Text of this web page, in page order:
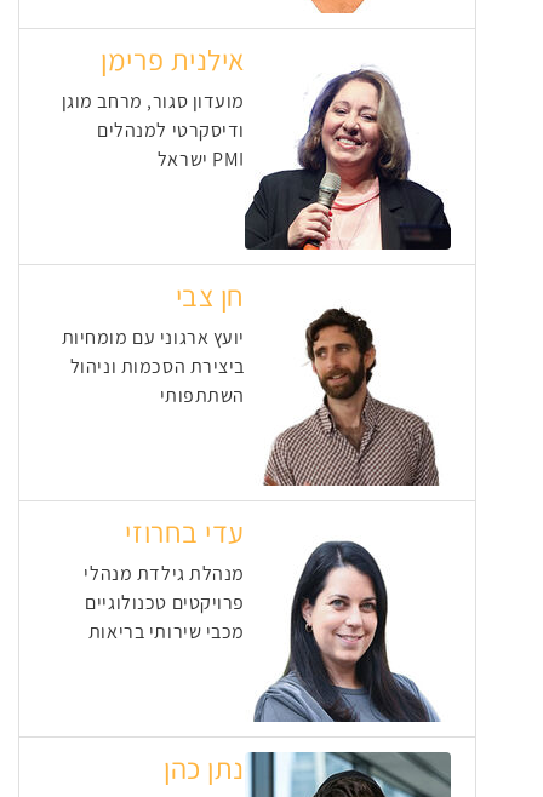
אילנית פרימן
מועדון סגור, מרחב מוגן
ודיסקרטי למנהלים
PMI ישראל
חן צבי
יועץ ארגוני עם מומחיות
ביצירת הסכמות וניהול
השתתפותי
עדי בחרוזי
מנהלת גילדת מנהלי
פרויקטים טכנולוגיים
מכבי שירותי בריאות
נתן כהן